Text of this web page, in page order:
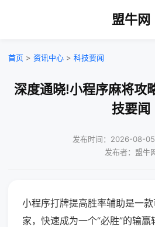
盟牛网
首页 > 资讯中心 > 科技要闻
深度通晓!小程序麻将攻
技要闻
发布时间：2026-08-
发布者：盟牛
小程序打牌提高胜率辅助是一
家，快速成为一个“必胜”的输